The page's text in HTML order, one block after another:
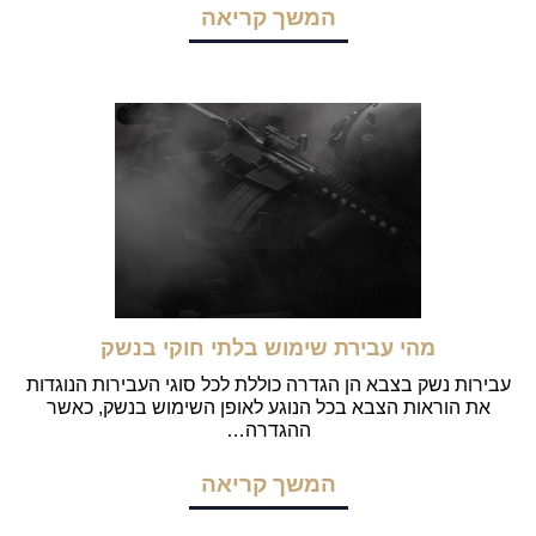
המשך קריאה
מהי עבירת שימוש בלתי חוקי בנשק
עבירות נשק בצבא הן הגדרה כוללת לכל סוגי העבירות הנוגדות
את הוראות הצבא בכל הנוגע לאופן השימוש בנשק, כאשר
ההגדרה…
המשך קריאה